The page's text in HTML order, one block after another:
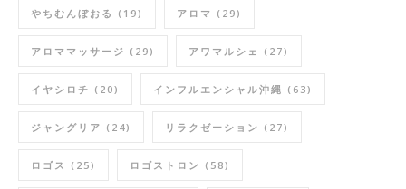
やちむんぼおる (19) アロマ (29)
アロママッサージ (29) アワマルシェ (27)
イヤシロチ (20) インフルエンシャル沖縄 (63)
ジャングリア (24) リラクゼーション (27)
ロゴス (25) ロゴストロン (58)